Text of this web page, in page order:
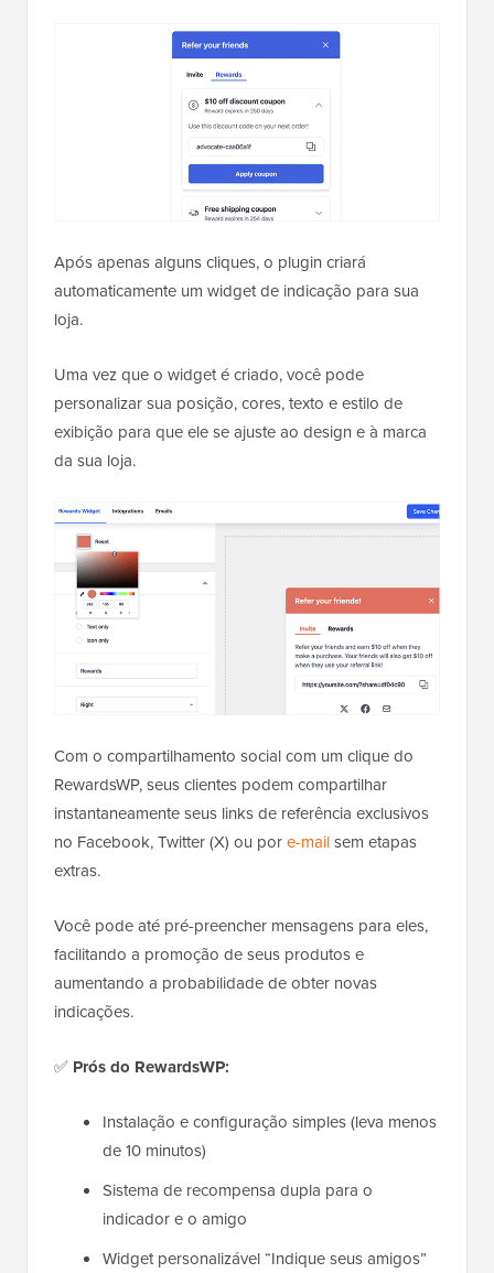
Após apenas alguns cliques, o plugin criará
automaticamente um widget de indicação para sua
loja.
Uma vez que o widget é criado, você pode
personalizar sua posição, cores, texto e estilo de
exibição para que ele se ajuste ao design e à marca
da sua loja.
Com o compartilhamento social com um clique do
RewardsWP, seus clientes podem compartilhar
instantaneamente seus links de referência exclusivos
no Facebook, Twitter (X) ou pore-mailsem etapas
extras.
Você pode até pré-preencher mensagens para eles,
facilitando a promoção de seus produtos e
aumentando a probabilidade de obter novas
indicações.
✅ Prós do RewardsWP:
Instalação e configuração simples (leva menos
de 10 minutos)
Sistema de recompensa dupla para o
indicador e o amigo
Widget personalizável “Indique seus amigos”